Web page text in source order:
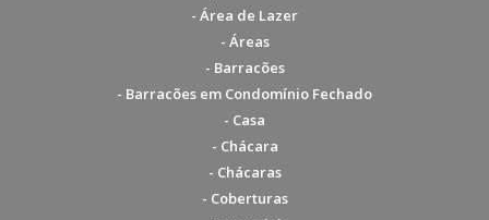
- Área de Lazer
- Áreas
- Barracões
- Barracões em Condomínio Fechado
- Casa
- Chácara
- Chácaras
- Coberturas